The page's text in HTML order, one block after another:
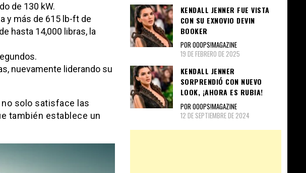
de 130 kW.
y más de 615 lb-ft de
hasta 14,000 libras, la
nuevamente liderando su
no solo satisface las
también establece un
KENDALL JENNER FUE VISTA
CON SU EXNOVIO DEVIN
BOOKER
POR OOOPS!MAGAZINE
19 DE FEBRERO DE 2025
KENDALL JENNER
SORPRENDIÓ CON NUEVO
LOOK, ¡AHORA ES RUBIA!
POR OOOPS!MAGAZINE
12 DE SEPTIEMBRE DE 2024